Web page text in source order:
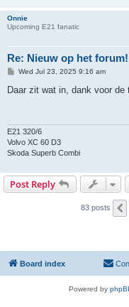
Onnie
Upcoming E21 fanatic
Re: Nieuw op het forum!
P
s
Wed Jul 23, 2025 9:16 am
Daar zit wat in, dank voor de
E21 320/6
Volvo XC 60 D3
Skoda Superb Combi
Post Reply
83 posts
Board index
Powered by